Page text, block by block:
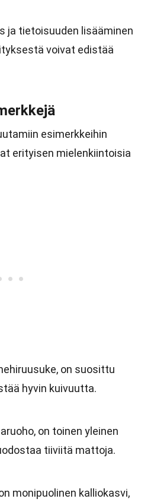
ja tietoisuuden lisääminen
voivat edistää
esimerkkeihin
erityisen mielenkiintoisia
on suosittu
hyvin kuivuutta.
on toinen yleinen
tiiviitä mattoja.
monipuolinen kalliokasvi,